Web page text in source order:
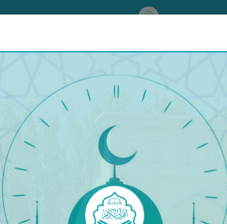
أَجْرَهَا مَرَّتَيْنِ وَأَعْتَدْنَا لَهَا رِزْقًا كَرِيمًا
قىلسا ۋە ياخشى ئەمەل قىلسا، ئۇنىڭغا ساۋابنى